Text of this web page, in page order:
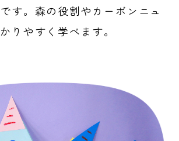
す。森の役割やカーボンニュ
りやすく学べます。